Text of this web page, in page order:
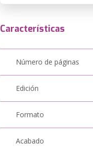
Características
Número de páginas
Edición
Formato
Acabado